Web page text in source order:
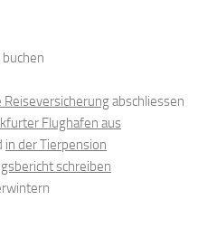
buchen
Reiseversicherungabschliessen
Flughafen aus
in der Tierpension
schreiben